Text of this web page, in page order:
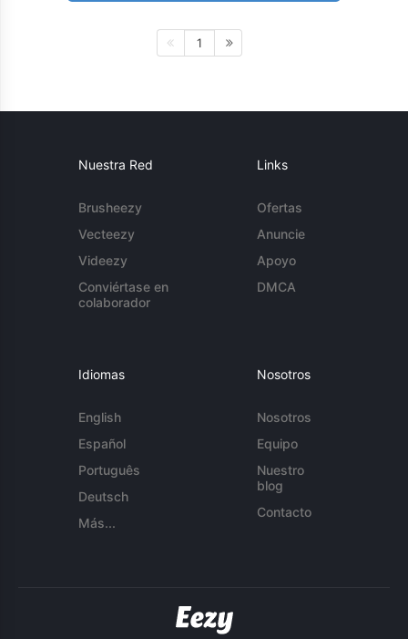
1
Nuestra Red
Brusheezy
Vecteezy
Videezy
Conviértase en
colaborador
Links
Ofertas
Anuncie
Apoyo
DMCA
Idiomas
English
Español
Português
Deutsch
Más...
Nosotros
Nosotros
Equipo
Nuestro
blog
Contacto